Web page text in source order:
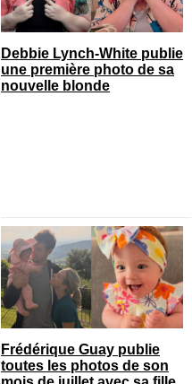
Debbie Lynch-White publie
une première photo de sa
nouvelle blonde
Frédérique Guay publie
toutes les photos de son